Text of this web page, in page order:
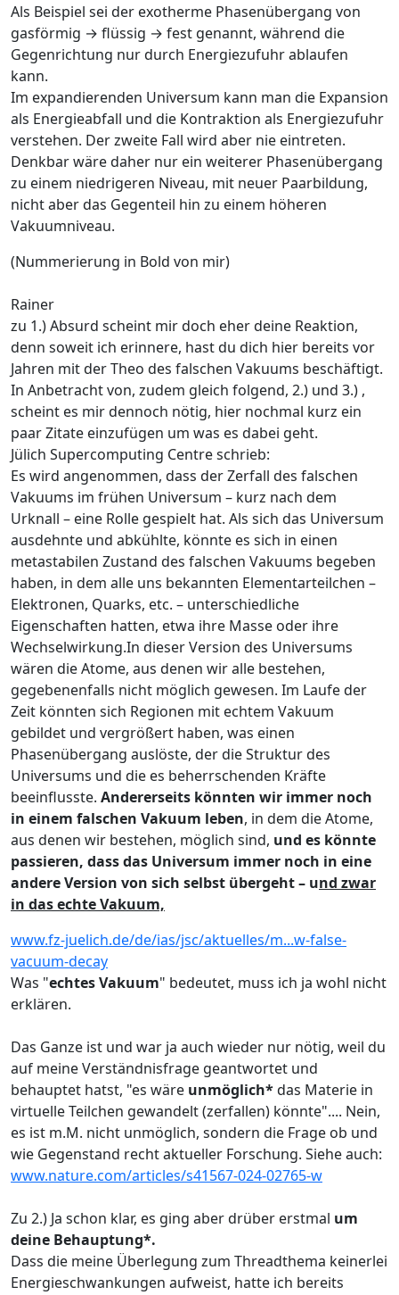
Als Beispiel sei der exotherme Phasenübergang von
gasförmig → flüssig → fest genannt, während die
Gegenrichtung nur durch Energiezufuhr ablaufen
kann.
Im expandierenden Universum kann man die Expansion
als Energieabfall und die Kontraktion als Energiezufuhr
verstehen. Der zweite Fall wird aber nie eintreten.
Denkbar wäre daher nur ein weiterer Phasenübergang
zu einem niedrigeren Niveau, mit neuer Paarbildung,
nicht aber das Gegenteil hin zu einem höheren
Vakuumniveau.
(Nummerierung in Bold von mir)
Rainer
zu 1.) Absurd scheint mir doch eher deine Reaktion,
denn soweit ich erinnere, hast du dich hier bereits vor
Jahren mit der Theo des falschen Vakuums beschäftigt.
In Anbetracht von, zudem gleich folgend, 2.) und 3.) ,
scheint es mir dennoch nötig, hier nochmal kurz ein
paar Zitate einzufügen um was es dabei geht.
Jülich Supercomputing Centre schrieb:
Es wird angenommen, dass der Zerfall des falschen
Vakuums im frühen Universum – kurz nach dem
Urknall – eine Rolle gespielt hat. Als sich das Universum
ausdehnte und abkühlte, könnte es sich in einen
metastabilen Zustand des falschen Vakuums begeben
haben, in dem alle uns bekannten Elementarteilchen –
Elektronen, Quarks, etc. – unterschiedliche
Eigenschaften hatten, etwa ihre Masse oder ihre
Wechselwirkung.In dieser Version des Universums
wären die Atome, aus denen wir alle bestehen,
gegebenenfalls nicht möglich gewesen. Im Laufe der
Zeit könnten sich Regionen mit echtem Vakuum
gebildet und vergrößert haben, was einen
Phasenübergang auslöste, der die Struktur des
Universums und die es beherrschenden Kräfte
beeinflusste. Andererseits könnten wir immer noch
in einem falschen Vakuum leben, in dem die Atome,
aus denen wir bestehen, möglich sind, und es könnte
passieren, dass das Universum immer noch in eine
andere Version von sich selbst übergeht – und zwar
in das echte Vakuum,
www.fz-juelich.de/de/ias/jsc/aktuelles/m...w-false-
vacuum-decay
Was "echtes Vakuum" bedeutet, muss ich ja wohl nicht
erklären.
Das Ganze ist und war ja auch wieder nur nötig, weil du
auf meine Verständnisfrage geantwortet und
behauptet hatst, "es wäre unmöglich*das Materie in
virtuelle Teilchen gewandelt (zerfallen) könnte".... Nein,
es ist m.M. nicht unmöglich, sondern die Frage ob und
wie Gegenstand recht aktueller Forschung. Siehe auch:
www.nature.com/articles/s41567-024-02765-w
Zu 2.) Ja schon klar, es ging aber drüber erstmal um
deine Behauptung*.
Dass die meine Überlegung zum Threadthema keinerlei
Energieschwankungen aufweist, hatte ich bereits